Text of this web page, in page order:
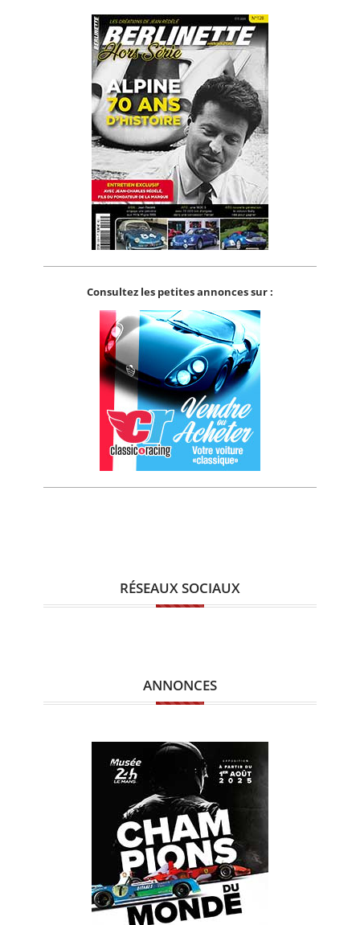
Consultez les petites annonces sur :
RÉSEAUX SOCIAUX
ANNONCES